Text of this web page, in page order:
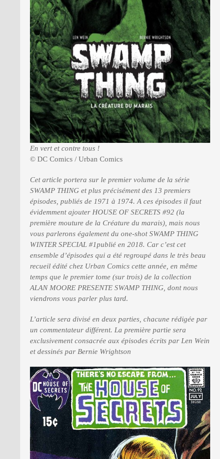
En vert et contre tous !
© DC Comics / Urban Comics
Cet article portera sur le premier volume de la série
SWAMP THING et plus précisément des 13 premiers
épisodes, publiés de 1971 à 1974. A ces épisodes il faut
évidemment ajouter HOUSE OF SECRETS #92 (la
première mouture de la Créature du marais), mais nous
vous parlerons également du one-shot SWAMP THING
WINTER SPECIAL #1publié en 2018. Car c’est cet
ensemble d’épisodes qui a été regroupé dans le très beau
recueil édité chez Urban Comics cette année, en même
temps que le premier tome (sur trois) de la collection
ALAN MOORE PRESENTE SWAMP THING, dont nous
viendrons vous parler plus tard.
L’article sera divisé en deux parties, chacune rédigée par
un commentateur différent. La première partie sera
exclusivement consacrée aux épisodes écrits par Len Wein
et dessinés par Bernie Wrightson